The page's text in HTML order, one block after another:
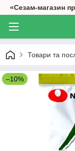
«Сезам-магазин
Товари та
–10%